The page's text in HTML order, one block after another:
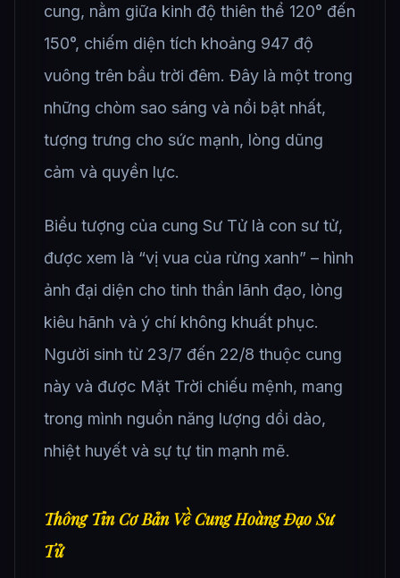
cung, nằm giữa kinh độ thiên thể 120° đến
150°, chiếm diện tích khoảng 947 độ
vuông trên bầu trời đêm. Đây là một trong
những chòm sao sáng và nổi bật nhất,
tượng trưng cho sức mạnh, lòng dũng
cảm và quyền lực.
Biểu tượng của cung Sư Tử là con sư tử,
được xem là “vị vua của rừng xanh” – hình
ảnh đại diện cho tinh thần lãnh đạo, lòng
kiêu hãnh và ý chí không khuất phục.
Người sinh từ 23/7 đến 22/8 thuộc cung
này và được Mặt Trời chiếu mệnh, mang
trong mình nguồn năng lượng dồi dào,
nhiệt huyết và sự tự tin mạnh mẽ.
Thông Tin Cơ Bản Về Cung Hoàng Đạo Sư
Tử